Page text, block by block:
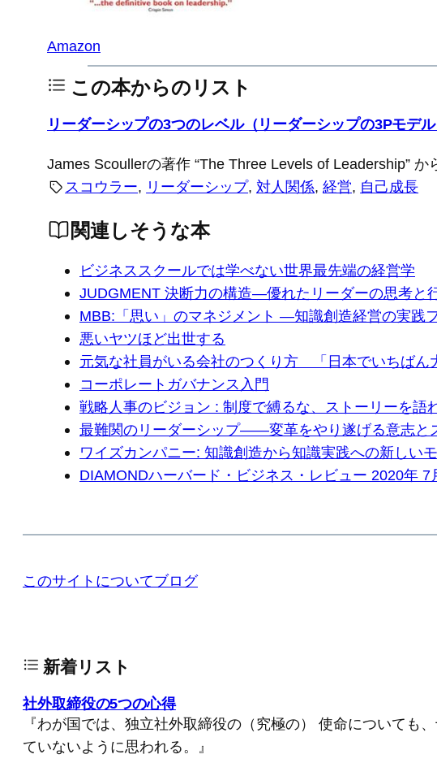
Amazon
この本からのリスト
リーダーシップの3つのレベル（リーダーシップの3Pモデル
James Scoullerの著作 “The Three Levels of Leadership” か
スコウラー, リーダーシップ, 対人関係, 経営, 自己成長
関連しそうな本
ビジネススクールでは学べない世界最先端の経営学
JUDGMENT 決断力の構造―優れたリーダーの思考と
MBB:「思い」のマネジメント ―知識創造経営の実践
悪いヤツほど出世する
元気な社員がいる会社のつくり方 「日本でいちばん
コーポレートガバナンス入門
戦略人事のビジョン : 制度で縛るな、ストーリーを語
最難関のリーダーシップ――変革をやり遂げる意志と
ワイズカンパニー: 知識創造から知識実践への新しい
DIAMONDハーバード・ビジネス・レビュー 2020年
このサイトについてブログ
新着リスト
社外取締役の5つの心得
『わが国では、独立社外取締役の（究極の） 使命についても
ていないように思われる。』